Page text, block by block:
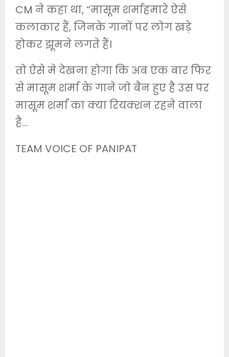
CM ने कहा था, “मासूम शर्माहमारे ऐसे
कलाकार हैं, जिनके गानों पर लोग खड़े
होकर झूमने लगते हैं।
तो ऐसे मे देखना होगा कि अब एक बार फिर
से मासूम शर्मा के गाने जो बैन हुए है उस पर
मासूम शर्मा का क्या रियक्शन रहने वाला
है…
TEAM VOICE OF PANIPAT